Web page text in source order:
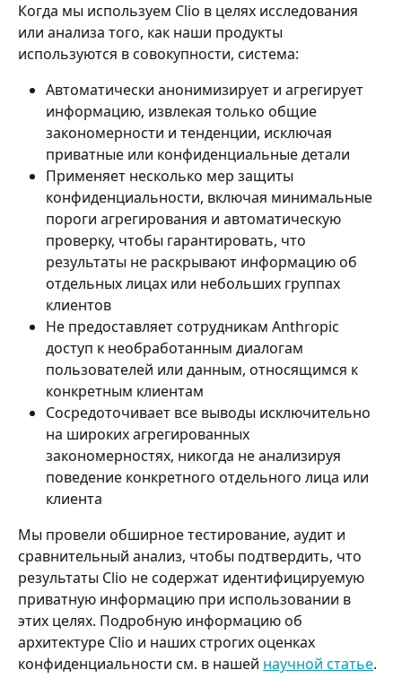
Когда мы используем Clio в целях исследования
или анализа того, как наши продукты
используются в совокупности, система:
Автоматически анонимизирует и агрегирует
информацию, извлекая только общие
закономерности и тенденции, исключая
приватные или конфиденциальные детали
Применяет несколько мер защиты
конфиденциальности, включая минимальные
пороги агрегирования и автоматическую
проверку, чтобы гарантировать, что
результаты не раскрывают информацию об
отдельных лицах или небольших группах
клиентов
Не предоставляет сотрудникам Anthropic
доступ к необработанным диалогам
пользователей или данным, относящимся к
конкретным клиентам
Сосредоточивает все выводы исключительно
на широких агрегированных
закономерностях, никогда не анализируя
поведение конкретного отдельного лица или
клиента
Мы провели обширное тестирование, аудит и
сравнительный анализ, чтобы подтвердить, что
результаты Clio не содержат идентифицируемую
приватную информацию при использовании в
этих целях. Подробную информацию об
архитектуре Clio и наших строгих оценках
конфиденциальности см. в нашей научной статье.